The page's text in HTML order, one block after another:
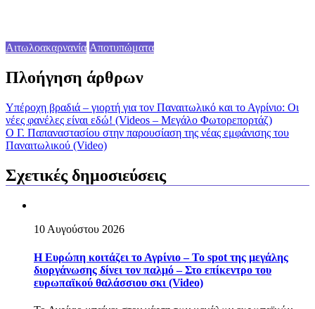
Αιτωλοακαρνανία Αποτυπώματα
Πλοήγηση άρθρων
Υπέροχη βραδιά – γιορτή για τον Παναιτωλικό και το Αγρίνιο: Οι
νέες φανέλες είναι εδώ! (Videos – Mεγάλο Φωτορεπορτάζ)
Ο Γ. Παπαναστασίου στην παρουσίαση της νέας εμφάνισης του
Παναιτωλικού (Video)
Σχετικές δημοσιεύσεις
10 Αυγούστου 2026
Η Ευρώπη κοιτάζει το Αγρίνιο – Το spot της μεγάλης
διοργάνωσης δίνει τον παλμό – Στο επίκεντρο του
ευρωπαϊκού θαλάσσιου σκι (Video)